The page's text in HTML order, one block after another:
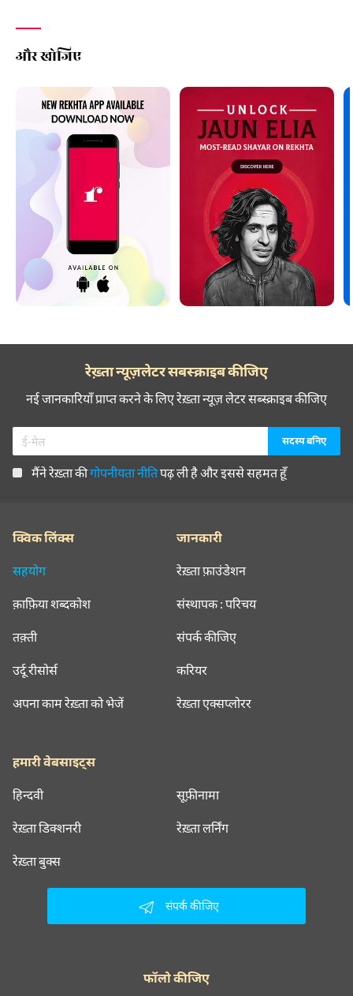
और खोजिए
रेख़्ता न्यूज़लेटर सबस्क्राइब कीजिए
नई जानकारियाँ प्राप्त करने के लिए रेख़्ता न्यूज़ लेटर सब्स्क्राइब कीजिए
मैंने रेख़्ता कीगोपनीयता नीतिपढ़ ली है और इससे सहमत हूँ
क्विक लिंक्स
सहयोग
क़ाफ़िया शब्दकोश
तक़्ती
उर्दू रीसोर्स
अपना काम रेख़्ता को भेजें
जानकारी
रेख़्ता फ़ाउंडेशन
संस्थापक : परिचय
संपर्क कीजिए
करियर
रेख़्ता एक्सप्लोरर
हमारी वेबसाइट्स
हिन्दवी सूफ़ीनामा
रेख़्ता डिक्शनरी रेख़्ता लर्निंग
रेख़्ता बुक्स
संपर्क कीजिए
फॉलो कीजिए